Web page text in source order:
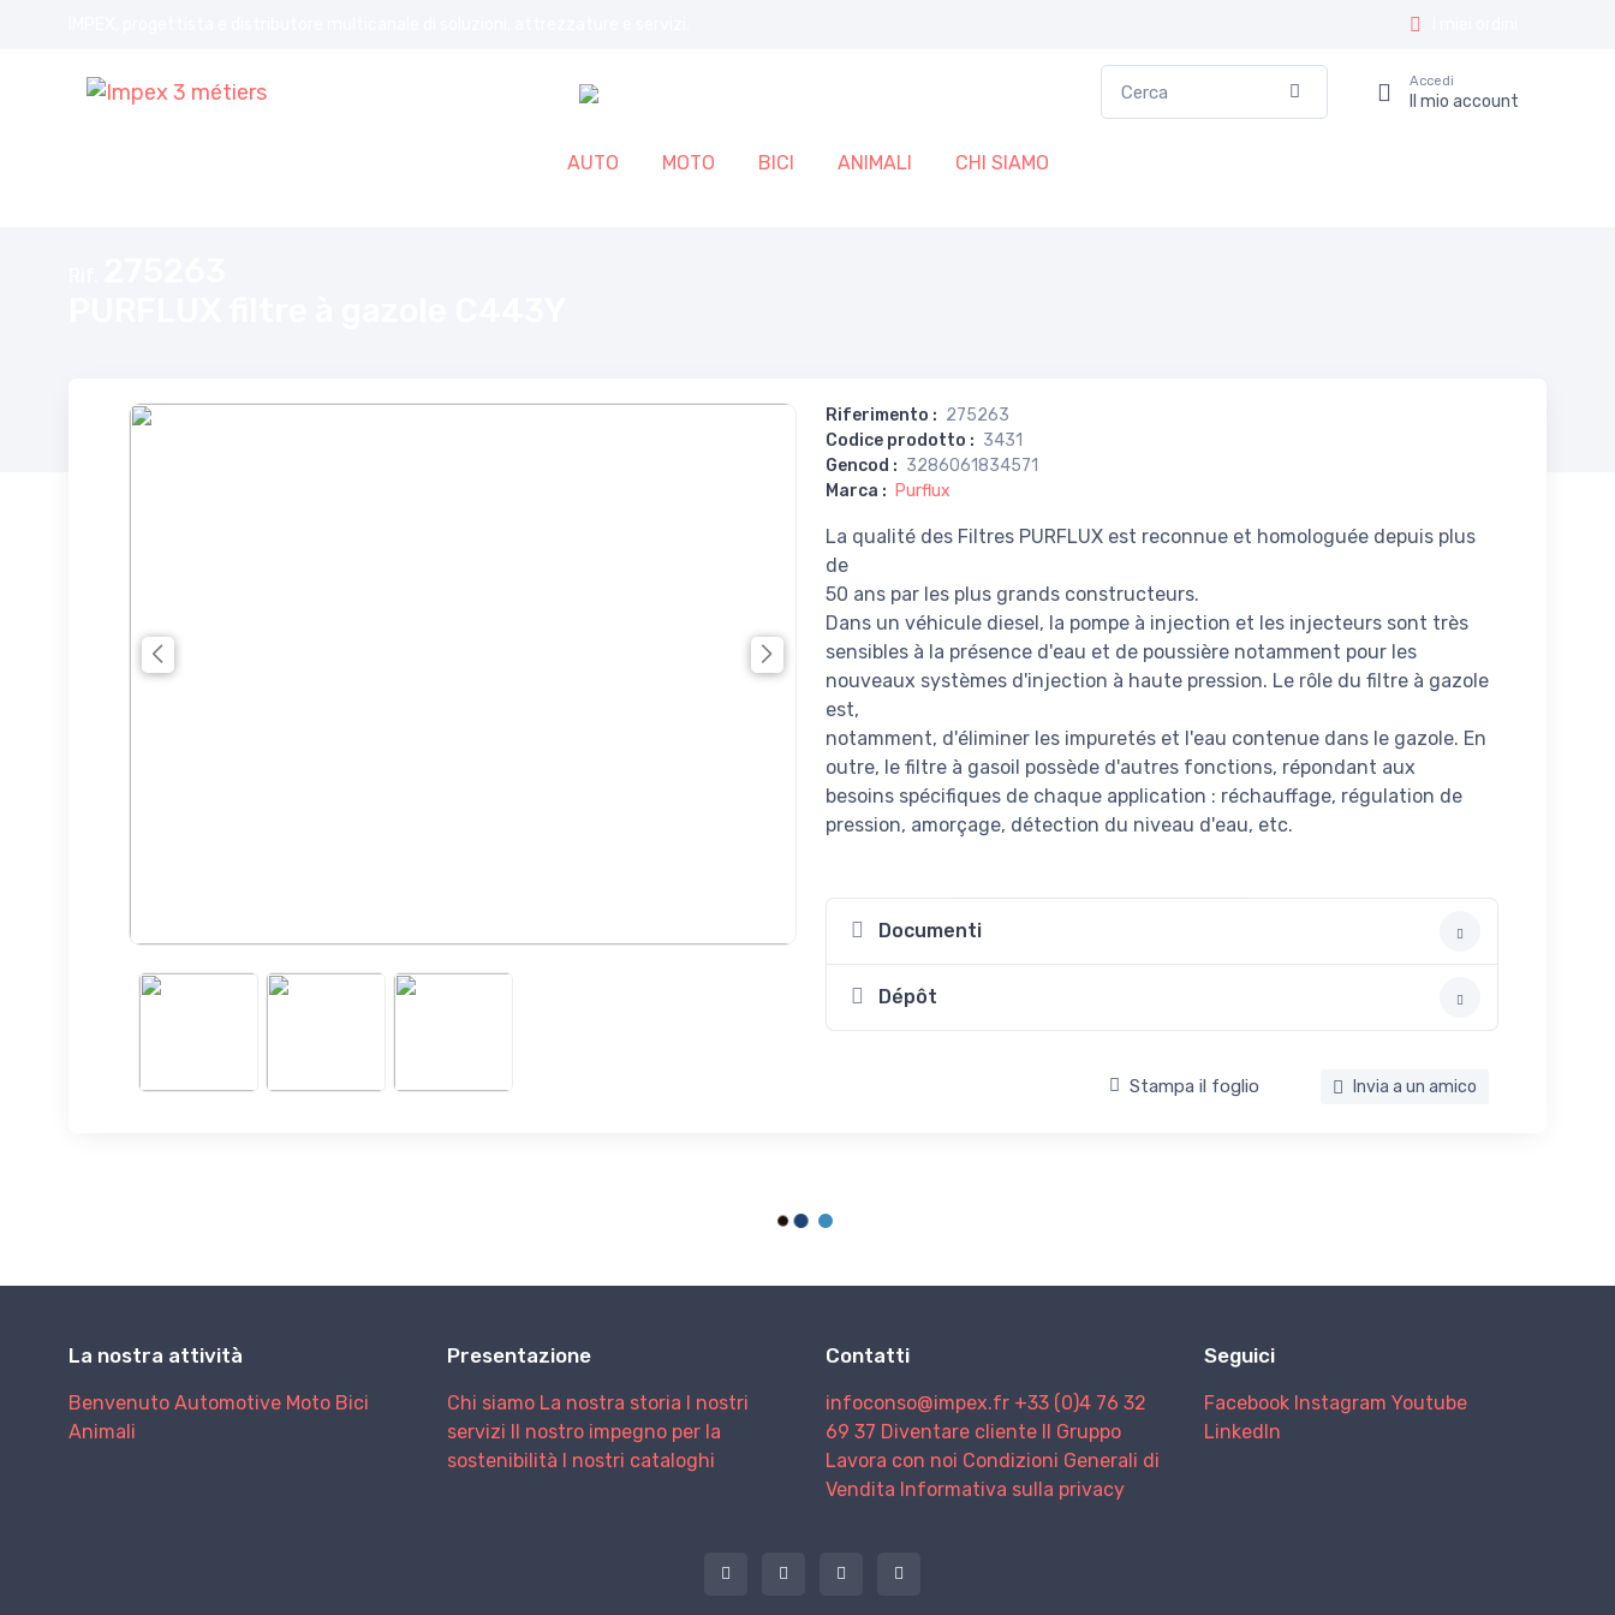
Conferma Accedi
Il mio account
AUTO MOTO BICI ANIMALI CHI SIAMO
Riferimento : 275263
Codice prodotto : 3431
Gencod : 3286061834571
Marca : Purflux
La qualité des Filtres PURFLUX est reconnue et homologuée depuis plus
de
50 ans par les plus grands constructeurs.
Dans un véhicule diesel, la pompe à injection et les injecteurs sont très
sensibles à la présence d'eau et de poussière notamment pour les
nouveaux systèmes d'injection à haute pression. Le rôle du filtre à gazole
est,
notamment, d'éliminer les impuretés et l'eau contenue dans le gazole. En
outre, le filtre à gasoil possède d'autres fonctions, répondant aux
besoins spécifiques de chaque application : réchauffage, régulation de
pression, amorçage, détection du niveau d'eau, etc.
Documenti
Dépôt
Stampa il foglio Invia a un amico
La nostra attività
Benvenuto Automotive Moto Bici
Animali
Presentazione
Chi siamo La nostra storia I nostri
servizi Il nostro impegno per la
sostenibilità I nostri cataloghi
Contatti
infoconso@impex.fr +33 (0)4 76 32
69 37 Diventare cliente Il Gruppo
Lavora con noi Condizioni Generali di
Vendita Informativa sulla privacy
Seguici
Facebook Instagram Youtube
LinkedIn